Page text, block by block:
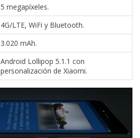
5 megapíxeles.
4G/LTE, WiFi y Bluetooth.
3.020 mAh.
Android Lollipop 5.1.1 con
personalización de Xiaomi.